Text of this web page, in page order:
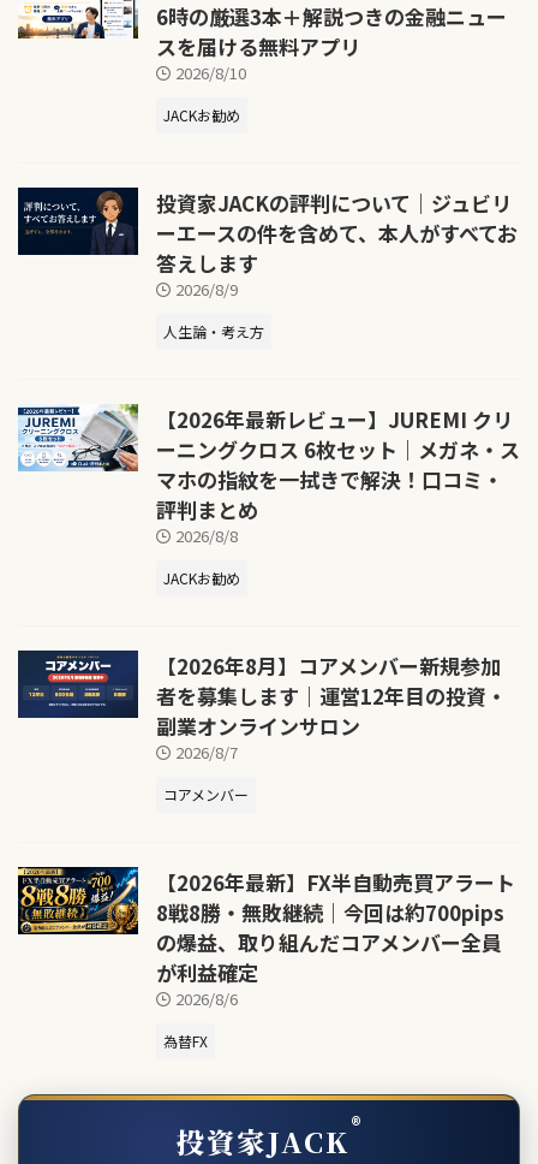
6時の厳選3本＋解説つきの金融ニュー
スを届ける無料アプリ
2026/8/10
JACKお勧め
投資家JACKの評判について｜ジュビリ
ーエースの件を含めて、本人がすべてお
答えします
2026/8/9
人生論・考え方
【2026年最新レビュー】JUREMI クリ
ーニングクロス 6枚セット｜メガネ・ス
マホの指紋を一拭きで解決！口コミ・
評判まとめ
2026/8/8
JACKお勧め
【2026年8月】コアメンバー新規参加
者を募集します｜運営12年目の投資・
副業オンラインサロン
2026/8/7
コアメンバー
【2026年最新】FX半自動売買アラート
8戦8勝・無敗継続｜今回は約700pips
の爆益、取り組んだコアメンバー全員
が利益確定
2026/8/6
為替FX
投資家JACK®